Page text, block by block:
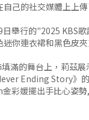
自己的社交媒體上上
日舉行的"2025 KBS
你連衣裙和黑色皮
滿的舞台上，莉茲
Ending Story》
彩媛擺出手比心姿